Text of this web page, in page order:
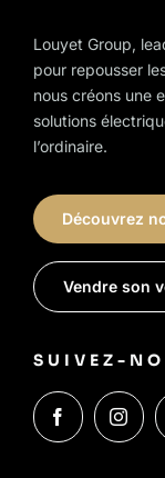
Louyet Group,
pour repousser
nous créons une
solutions
l’ordinaire.
Découvrez
Vendre son
SUIVEZ-